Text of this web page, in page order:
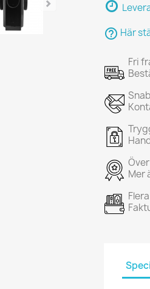
help_outline Här
Fri
Mer